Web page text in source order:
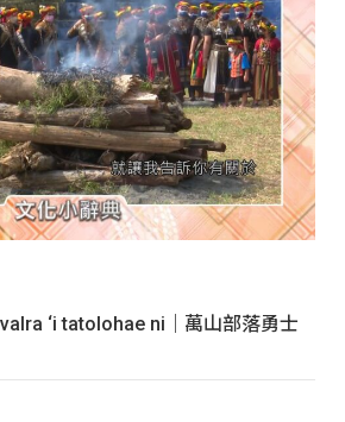
‘i tatolohae ni｜萬山部落勇士